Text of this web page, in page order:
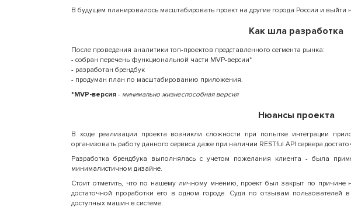
В будущем планировалось масштабировать проект на другие города России и
Как шла разработка
После проведения аналитики топ-проектов представленного сегмента рынка:
- собран перечень функциональной части MVP-версии*
- разработан брендбук
- продуман план по масштабированию приложения.
*MVP-версия - минимально жизнеспособная версия
Нюансы проекта
В ходе реализации проекта возникли сложности при попытке интеграции
организовать работу данного сервиса даже при наличии RESTful API сервера
Разработка брендбука выполнялась с учетом пожелания клиента - была
минималистичном дизайне.
Стоит отметить, что по нашему личному мнению, проект был закрыт по причине
достаточной проработки его в одном городе. Судя по отзывам пользователей
доступных машин в системе.